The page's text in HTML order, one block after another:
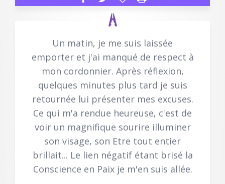
Un matin, je me suis laissée
emporter et j'ai manqué de respect à
mon cordonnier. Après réflexion,
quelques minutes plus tard je suis
retournée lui présenter mes excuses.
Ce qui m'a rendue heureuse, c'est de
voir un magnifique sourire illuminer
son visage, son Etre tout entier
brillait... Le lien négatif étant brisé la
Conscience en Paix je m'en suis allée.